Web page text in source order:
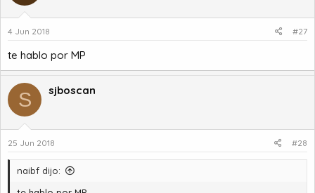
4 Jun 2018 #27
te hablo por MP
S sjboscan
25 Jun 2018 #28
naibf dijo: